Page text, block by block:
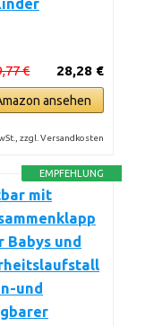
28,28 €
€
ansehen
zzgl. Versandkosten
EMPFEHLUNG
mit
und
und